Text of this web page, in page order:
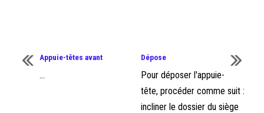
Appuie-têtes avant
...
Dépose
Pour déposer l'appuie-
tête, procéder comme suit :
incliner le dossier du siège